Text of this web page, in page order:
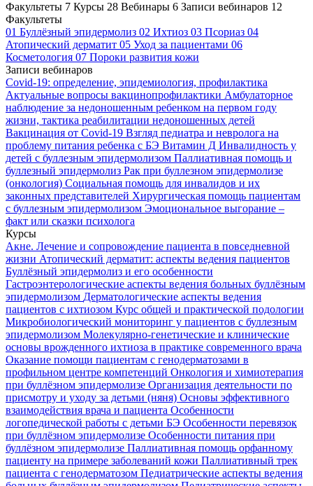
Факультеты 7 Курсы 28 Вебинары 6 Записи вебинаров 12
Факультеты
01 Буллёзный эпидермолиз 02 Ихтиоз 03 Псориаз 04
Атопический дерматит 05 Уход за пациентами 06
Косметология 07 Пороки развития кожи
Записи вебинаров
Covid-19: определение, эпидемиология, профилактика
Актуальные вопросы вакцинопрофилактики Амбулаторное
наблюдение за недоношенным ребенком на первом году
жизни, тактика реабилитации недоношенных детей
Вакцинация от Covid-19 Взгляд педиатра и невролога на
проблему питания ребенка с БЭ Витамин Д Инвалидность у
детей с буллезным эпидермолизом Паллиативная помощь и
буллезный эпидермолиз Рак при буллезном эпидермолизе
(онкология) Социальная помощь для инвалидов и их
законных представителей Хирургическая помощь пациентам
с буллезным эпидермолизом Эмоциональное выгорание –
факт или сказки психолога
Курсы
Акне. Лечение и сопровождение пациента в повседневной
жизни Атопический дерматит: аспекты ведения пациентов
Буллёзный эпидермолиз и его особенности
Гастроэнтерологические аспекты ведения больных буллёзным
эпидермолизом Дерматологические аспекты ведения
пациентов с ихтиозом Курс общей и практической подологии
Микробиологический мониторинг у пациентов с буллезным
эпидермолизом Молекулярно-генетические и клинические
основы врожденного ихтиоза в практике современного врача
Оказание помощи пациентам с генодерматозами в
профильном центре компетенций Онкология и химиотерапия
при буллёзном эпидермолизе Организация деятельности по
присмотру и уходу за детьми (няня) Основы эффективного
взаимодействия врача и пациента Особенности
логопедической работы с детьми БЭ Особенности перевязок
при буллёзном эпидермолизе Особенности питания при
буллёзном эпидермолизе Паллиативная помощь орфанному
пациенту на примере заболеваний кожи Паллиативный трек
пациента с генодерматозом Педиатрические аспекты ведения